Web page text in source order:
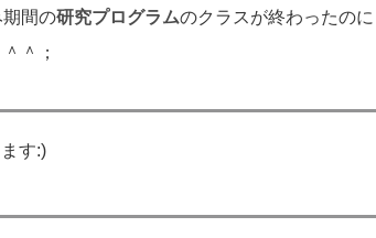
間の研究プログラムのクラスが終わったの
＾；
す:)